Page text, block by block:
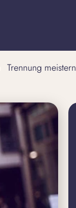
Trennung meistern